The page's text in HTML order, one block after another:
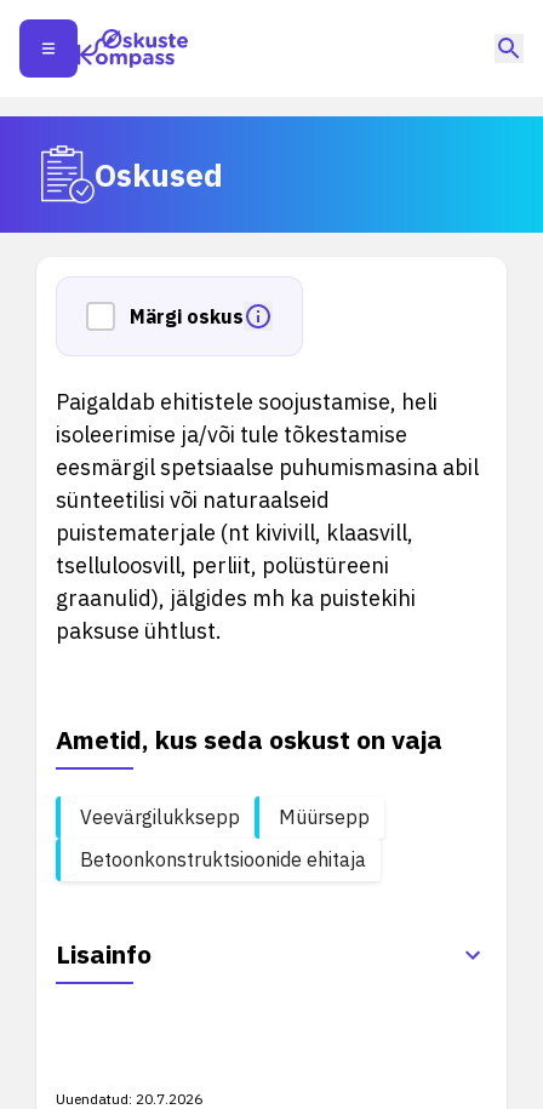
Oskused
Märgi oskus
Paigaldab ehitistele soojustamise, heli
isoleerimise ja/või tule tõkestamise
eesmärgil spetsiaalse puhumismasina abil
sünteetilisi või naturaalseid
puistematerjale (nt kivivill, klaasvill,
tselluloosvill, perliit, polüstüreeni
graanulid), jälgides mh ka puistekihi
paksuse ühtlust.
Ametid, kus seda oskust on vaja
Veevärgilukksepp
Müürsepp
Betoonkonstruktsioonide ehitaja
Lisainfo
Uuendatud: 20.7.2026